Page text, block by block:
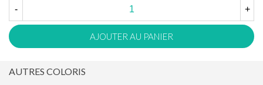
-
+
AJOUTER AU PANIER
AUTRES COLORIS